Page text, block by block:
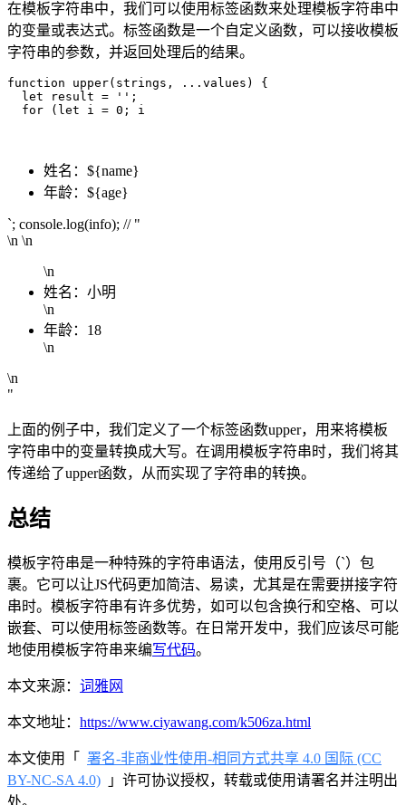
在模板字符串中，我们可以使用标签函数来处理模板字符串中
的变量或表达式。标签函数是一个自定义函数，可以接收模板
字符串的参数，并返回处理后的结果。
function upper(strings, ...values) {
  let result = '';
  for (let i = 0; i
姓名：${name}
年龄：${age}
`; console.log(info); // "
\n \n
\n
姓名：小明
\n
年龄：18
\n
\n
"
上面的例子中，我们定义了一个标签函数upper，用来将模板
字符串中的变量转换成大写。在调用模板字符串时，我们将其
传递给了upper函数，从而实现了字符串的转换。
总结
模板字符串是一种特殊的字符串语法，使用反引号（`）包
裹。它可以让JS代码更加简洁、易读，尤其是在需要拼接字符
串时。模板字符串有许多优势，如可以包含换行和空格、可以
嵌套、可以使用标签函数等。在日常开发中，我们应该尽可能
地使用模板字符串来编写代码。
本文来源： 词雅网
本文地址： https://www.ciyawang.com/k506za.html
本文使用「 署名-非商业性使用-相同方式共享 4.0 国际 (CC
BY-NC-SA 4.0) 」许可协议授权，转载或使用请署名并注明出